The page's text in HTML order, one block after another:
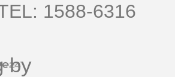
1588-6316
by